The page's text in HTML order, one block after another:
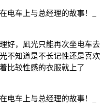
好，凪光只能再次坐电车去
不知道是不长记性还是喜欢
比较性感的衣服就上了